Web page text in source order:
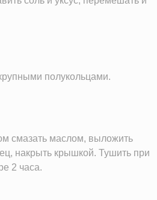
99.5 мг
777.6 мг
2.9 IU
0.2 IU
полукольцами.
смазать маслом, выложить
накрыть крышкой. Тушить при
2 часа.